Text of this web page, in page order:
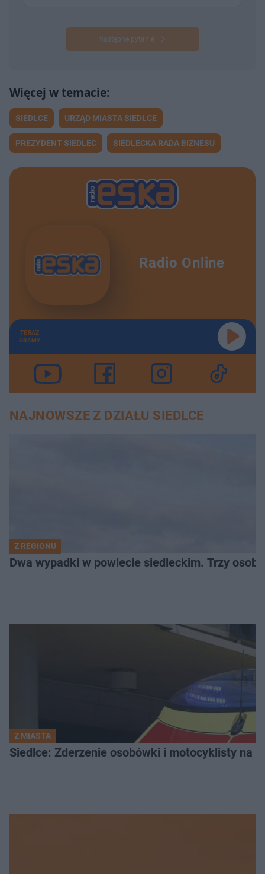
Następne pytanie
SIEDLCE URZĄD MIASTA SIEDLCE
PREZYDENT SIEDLEC SIEDLECKA RADA BIZNESU
Radio Online
TERAZ
GRAMY
NAJNOWSZE Z DZIAŁU SIEDLCE
Z REGIONU
Dwa wypadki w powiecie siedleckim. Trzy
Z MIASTA
Siedlce: Zderzenie osobówki i motocyklisty na